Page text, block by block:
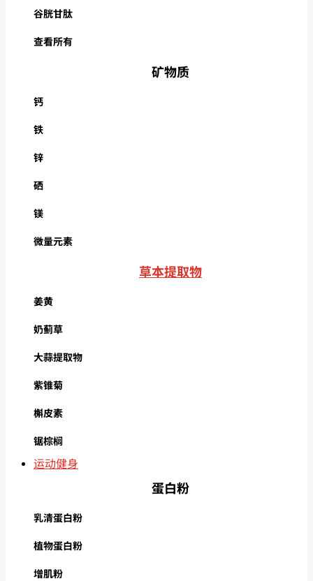
谷胱甘肽
查看所有
矿物质
钙
铁
锌
硒
镁
微量元素
草本提取物
姜黄
奶蓟草
大蒜提取物
紫锥菊
槲皮素
锯棕榈
运动健身
蛋白粉
乳清蛋白粉
植物蛋白粉
增肌粉